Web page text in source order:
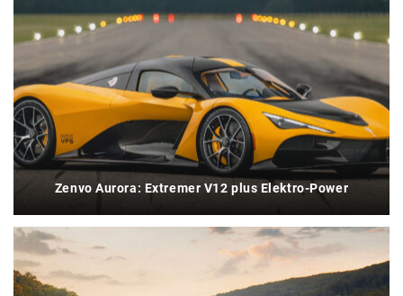
Zenvo Aurora: Extremer V12 plus Elektro-Power